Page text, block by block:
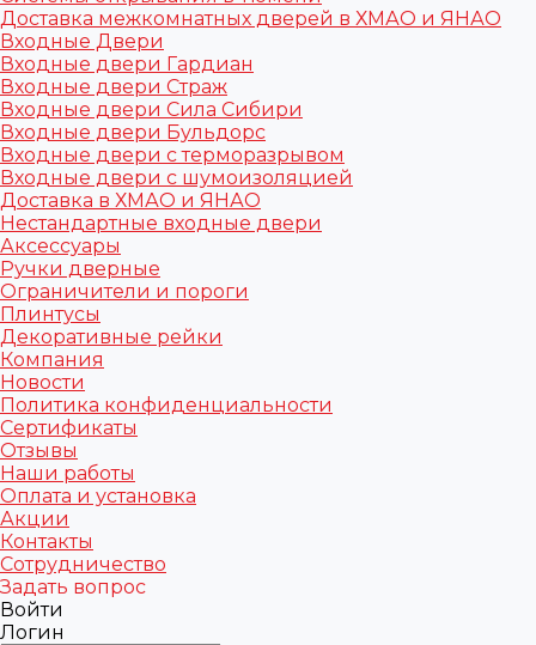
Доставка межкомнатных дверей в ХМАО и ЯНАО
Входные Двери
Входные двери Гардиан
Входные двери Страж
Входные двери Сила Сибири
Входные двери Бульдорс
Входные двери с терморазрывом
Входные двери с шумоизоляцией
Доставка в ХМАО и ЯНАО
Нестандартные входные двери
Аксессуары
Ручки дверные
Ограничители и пороги
Плинтусы
Декоративные рейки
Компания
Новости
Политика конфиденциальности
Сертификаты
Отзывы
Наши работы
Оплата и установка
Акции
Контакты
Сотрудничество
Задать вопрос
Войти
Логин